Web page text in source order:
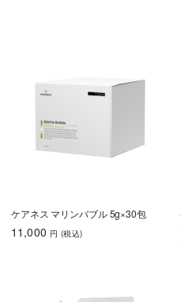
ケアネス マリンバブル 5g×30包
11,000 円 (税込)